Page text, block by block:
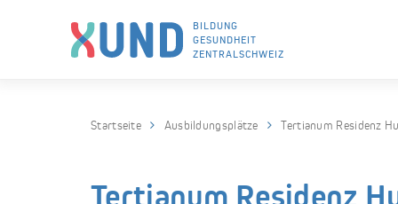
BILDUNG
GESUNDHEIT
ZENTRALSCHWEIZ
Startseite Ausbildungsplätze Tertianum Residenz
Tertianum Residenz